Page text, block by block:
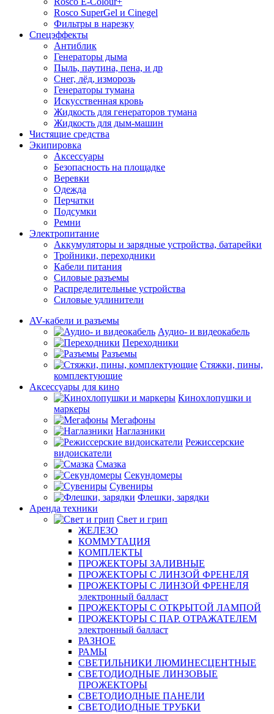
Rosco SuperGel и Cinegel
Фильтры в нарезку
Спецэффекты
Антиблик
Генераторы дыма
Пыль, паутина, пена, и др
Снег, лёд, изморозь
Генераторы тумана
Искусственная кровь
Жидкость для генераторов тумана
Жидкость для дым-машин
Чистящие средства
Экипировка
Аксессуары
Безопасность на площадке
Веревки
Одежда
Перчатки
Подсумки
Ремни
Электропитание
Аккумуляторы и зарядные устройства, батарейки
Тройники, переходники
Кабели питания
Силовые разъемы
Распределительные устройства
Силовые удлинители
AV-кабели и разъемы
Аудио- и видеокабель
Переходники
Разъемы
Стяжки, пины,
комплектующие
Аксессуары для кино
Кинохлопушки и
маркеры
Мегафоны
Наглазники
Режиссерские
видоискатели
Смазка
Секундомеры
Сувениры
Флешки, зарядки
Аренда техники
Свет и грип
ЖЕЛЕЗО
КОММУТАЦИЯ
КОМПЛЕКТЫ
ПРОЖЕКТОРЫ ЗАЛИВНЫЕ
ПРОЖЕКТОРЫ С ЛИНЗОЙ ФРЕНЕЛЯ
ПРОЖЕКТОРЫ С ЛИНЗОЙ ФРЕНЕЛЯ
электронный балласт
ПРОЖЕКТОРЫ С ОТКРЫТОЙ ЛАМПОЙ
ПРОЖЕКТОРЫ С ПАР. ОТРАЖАТЕЛЕМ
электронный балласт
РАЗНОЕ
РАМЫ
СВЕТИЛЬНИКИ ЛЮМИНЕСЦЕНТНЫЕ
СВЕТОДИОДНЫЕ ЛИНЗОВЫЕ
ПРОЖЕКТОРЫ
СВЕТОДИОДНЫЕ ПАНЕЛИ
СВЕТОДИОДНЫЕ ТРУБКИ